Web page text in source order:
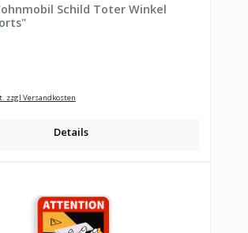
Schild Toter Winkel
zzgl Versandkosten
Details